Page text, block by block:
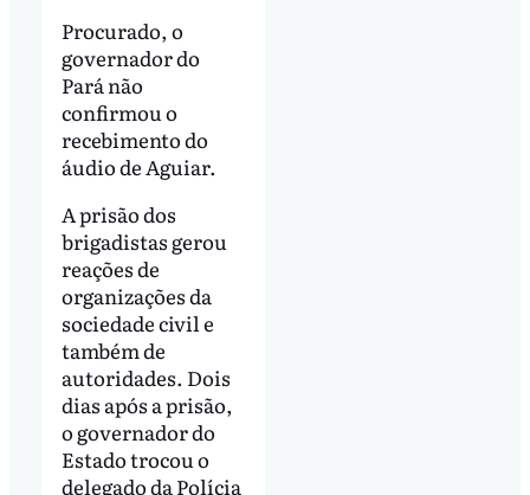
Procurado, o
governador do
Pará não
confirmou o
recebimento do
áudio de Aguiar.
A prisão dos
brigadistas gerou
reações de
organizações da
sociedade civil e
também de
autoridades. Dois
dias após a prisão,
o governador do
Estado trocou o
delegado da Polícia